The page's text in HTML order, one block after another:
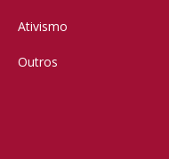
Ativismo
Outros